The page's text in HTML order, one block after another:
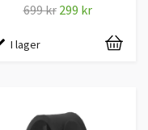
699 kr 299 kr
I lager